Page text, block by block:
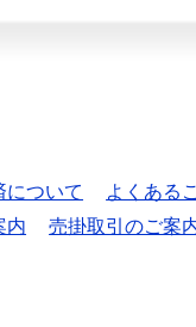
について
よくある
内 売掛取引のご案